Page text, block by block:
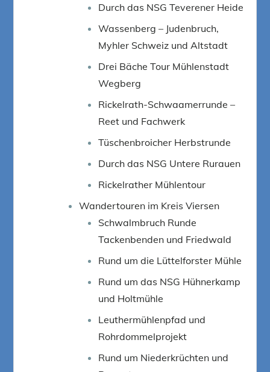
Durch das NSG Teverener Heide
Wassenberg – Judenbruch,
Myhler Schweiz und Altstadt
Drei Bäche Tour Mühlenstadt
Wegberg
Rickelrath-Schwaamerrunde –
Reet und Fachwerk
Tüschenbroicher Herbstrunde
Durch das NSG Untere Rurauen
Rickelrather Mühlentour
Wandertouren im Kreis Viersen
Schwalmbruch Runde
Tackenbenden und Friedwald
Rund um die Lüttelforster Mühle
Rund um das NSG Hühnerkamp
und Holtmühle
Leuthermühlenpfad und
Rohrdommelprojekt
Rund um Niederkrüchten und